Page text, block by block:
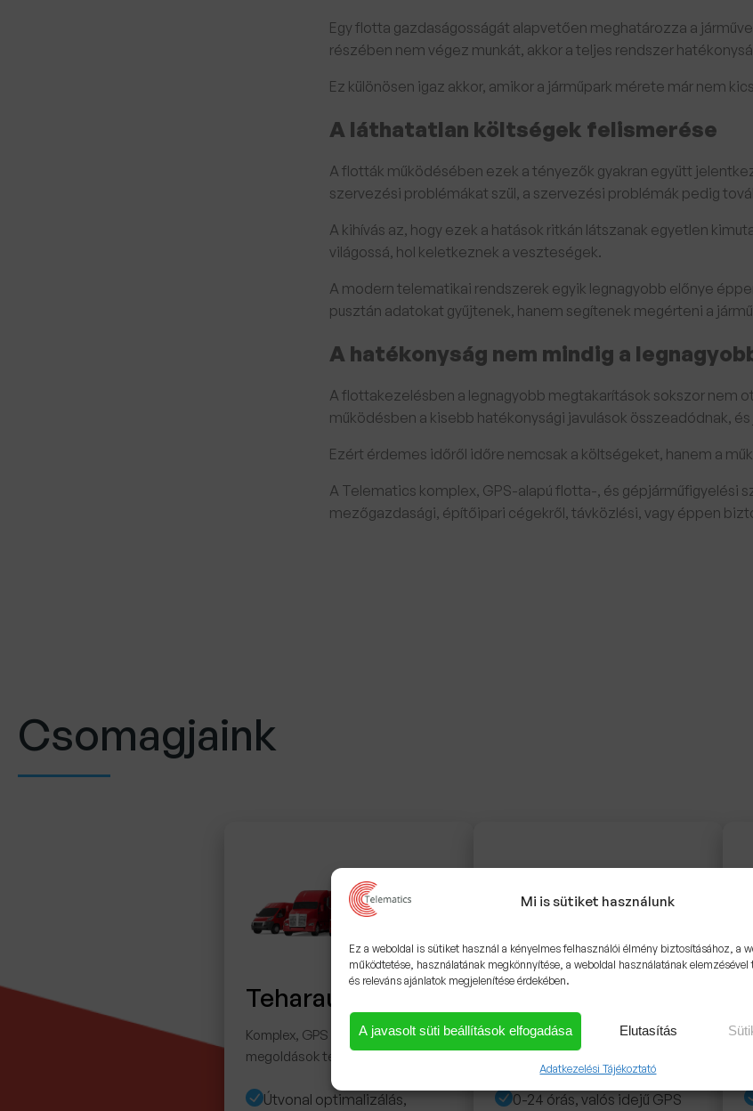
Mi is sütiket használunk
Ez a weboldal is sütiket használ a kényelmes felhasználói élmény biztosításához, a
működtetése, használatának megkönnyítése, a weboldal használatának elemzésével
és releváns ajánlatok megjelenítése érdekében.
A javasolt süti beállítások elfogadása Elutasítás
Adatkezelési Tájékoztató
Egy flotta gazdaságosságát alapvetően meghatározza a
részében nem végez munkát, akkor a teljes rendszer
Ez különösen igaz akkor, amikor a járműpark mérete már nem
A láthatatlan költségek felismerése
A flották működésében ezek a tényezők gyakran együtt
szervezési problémákat szül, a szervezési problémák pedig
A kihívás az, hogy ezek a hatások ritkán látszanak egyetlen
világossá, hol keletkeznek a veszteségek.
A modern telematikai rendszerek egyik legnagyobb előnye
pusztán adatokat gyűjtenek, hanem segítenek megérteni a
A hatékonyság nem mindig a
A flottakezelésben a legnagyobb megtakarítások sokszor nem
működésben a kisebb hatékonysági javulások összeadódnak,
Ezért érdemes időről időre nemcsak a költségeket, hanem a
A Telematics komplex, GPS-alapú flotta-, és gépjárműfigyelési
mezőgazdasági, építőipari cégekről, távközlési, vagy éppen
Csomagjaink
Teharautók
Komplex, GPS alapú járműkövető
megoldások teherautókhoz
Útvonal optimalizálás,
Komplex, GPS alapú járműkövető
megoldások személyautókhoz
0-24 órás, valós idejű GPS